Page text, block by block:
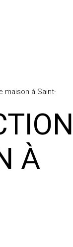
maison à Saint-
À